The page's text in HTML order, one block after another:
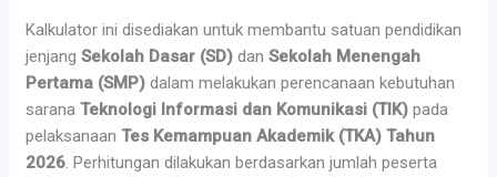
Kalkulator ini disediakan untuk membantu satuan pendidikan
jenjangSekolah Dasar (SD) danSekolah Menengah
Pertama (SMP) dalam melakukan perencanaan kebutuhan
saranaTeknologi Informasi dan Komunikasi (TIK) pada
pelaksanaanTes Kemampuan Akademik (TKA) Tahun
2026 . Perhitungan dilakukan berdasarkan jumlah peserta